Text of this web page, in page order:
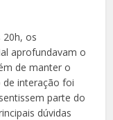
20h, os
aprofundavam o
de manter o
de interação foi
parte do
dúvidas